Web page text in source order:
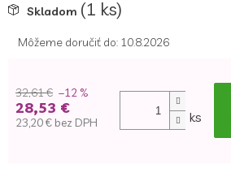
Skladom (1 ks)
Môžeme doručiť do: 10.8.2026
32,61 € –12 %
28,53 €
23,20 € bez DPH ks